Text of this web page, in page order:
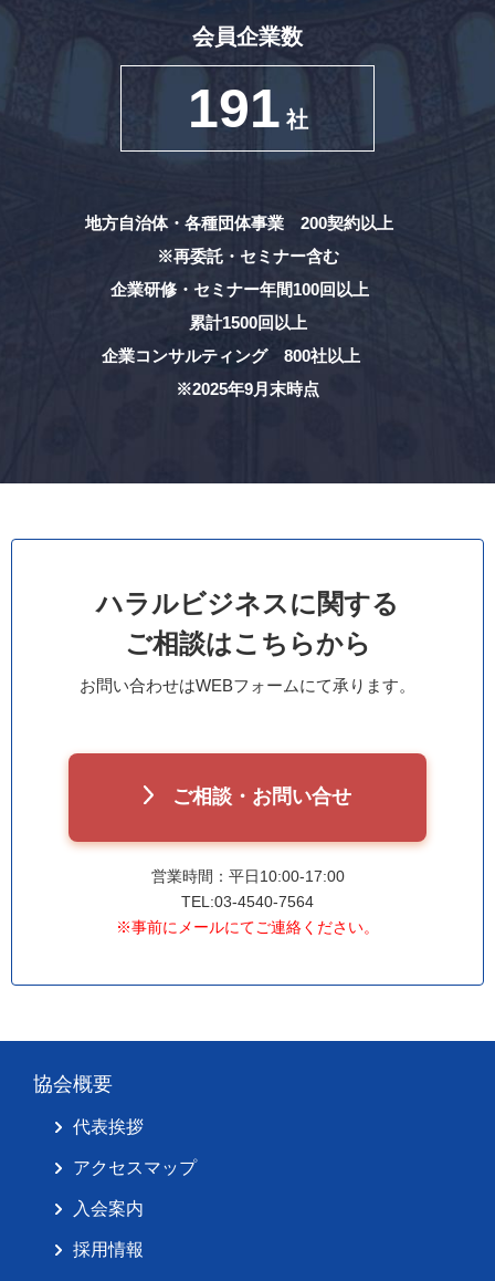
会員企業数
191 社
地方自治体・各種団体事業 200契約以上
※再委託・セミナー含む
企業研修・セミナー年間100回以上
累計1500回以上
企業コンサルティング 800社以上
※2025年9月末時点
ハラルビジネスに関する
ご相談はこちらから
お問い合わせはWEBフォームにて承ります。
ご相談・お問い合せ
営業時間：平日10:00-17:00
TEL:03-4540-7564
※事前にメールにてご連絡ください。
協会概要
代表挨拶
アクセスマップ
入会案内
採用情報